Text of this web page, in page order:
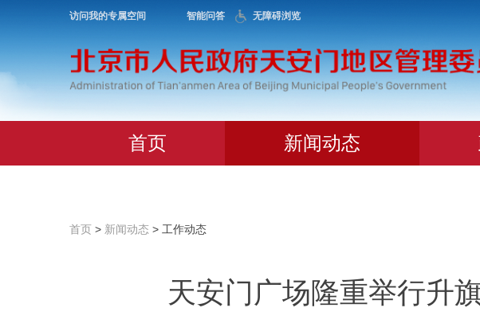
访问我的专属空间 智能问答 无障碍浏览
首页 新闻动态
首页 > 新闻动态 > 工作动态
天安门广场隆重举行升